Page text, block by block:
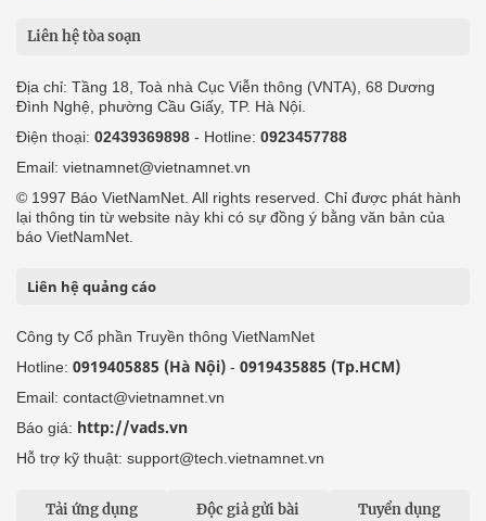
Liên hệ tòa soạn
Địa chỉ: Tầng 18, Toà nhà Cục Viễn thông (VNTA), 68 Dương
Đình Nghệ, phường Cầu Giấy, TP. Hà Nội.
Điện thoại: 02439369898 - Hotline: 0923457788
Email: vietnamnet@vietnamnet.vn
© 1997 Báo VietNamNet. All rights reserved. Chỉ được phát hành
lại thông tin từ website này khi có sự đồng ý bằng văn bản của
báo VietNamNet.
Liên hệ quảng cáo
Công ty Cổ phần Truyền thông VietNamNet
Hotline: 0919405885 (Hà Nội) - 0919435885 (Tp.HCM)
Email: contact@vietnamnet.vn
Báo giá: http://vads.vn
Hỗ trợ kỹ thuật: support@tech.vietnamnet.vn
Tải ứng dụng Độc giả gửi bài Tuyển dụng